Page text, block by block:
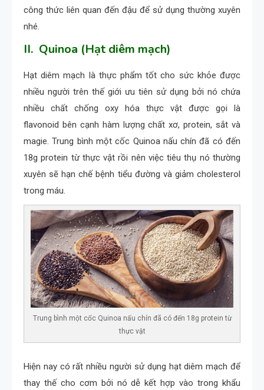
công thức liên quan đến đậu để sử dụng thường xuyên
nhé.
II. Quinoa (Hạt diêm mạch)
Hạt diêm mạch là thực phẩm tốt cho sức khỏe được
nhiều người trên thế giới ưu tiên sử dụng bởi nó chứa
nhiều chất chống oxy hóa thực vật được gọi là
flavonoid bên cạnh hàm lượng chất xơ, protein, sắt và
magie. Trung bình một cốc Quinoa nấu chín đã có đến
18g protein từ thực vật rồi nên việc tiêu thụ nó thường
xuyên sẽ hạn chế bệnh tiểu đường và giảm cholesterol
trong máu.
Trung bình một cốc Quinoa nấu chín đã có đến 18g protein từ
thực vật
Hiện nay có rất nhiều người sử dụng hạt diêm mạch để
thay thế cho cơm bởi nó dễ kết hợp vào trong khẩu